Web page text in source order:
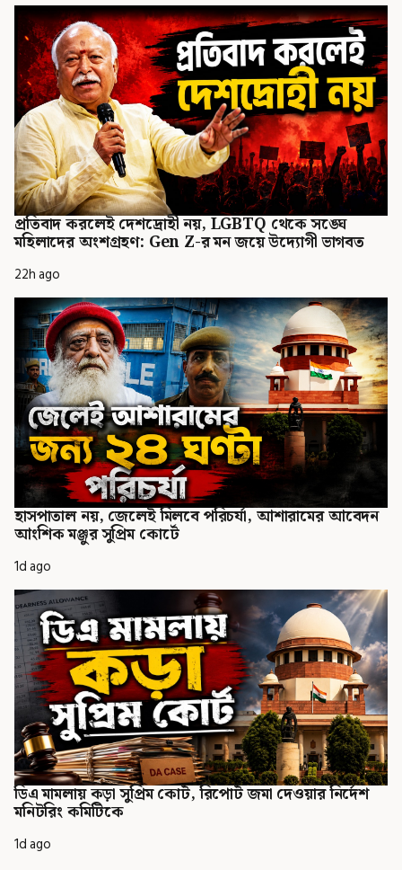
প্রতিবাদ করলেই দেশদ্রোহী নয়, LGBTQ থেকে সঙ্ঘে
মহিলাদের অংশগ্রহণ: Gen Z-র মন জয়ে উদ্যোগী ভাগবত
22h ago
হাসপাতাল নয়, জেলেই মিলবে পরিচর্যা, আশারামের আবেদন
আংশিক মঞ্জুর সুপ্রিম কোর্টে
1d ago
ডিএ মামলায় কড়া সুপ্রিম কোর্ট, রিপোর্ট জমা দেওয়ার নির্দেশ
মনিটরিং কমিটিকে
1d ago